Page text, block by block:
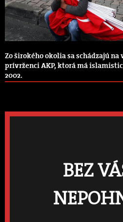
Zo širokého okolia sa schádzajú
prívrženci AKP, ktorá má
2002.
BEZ